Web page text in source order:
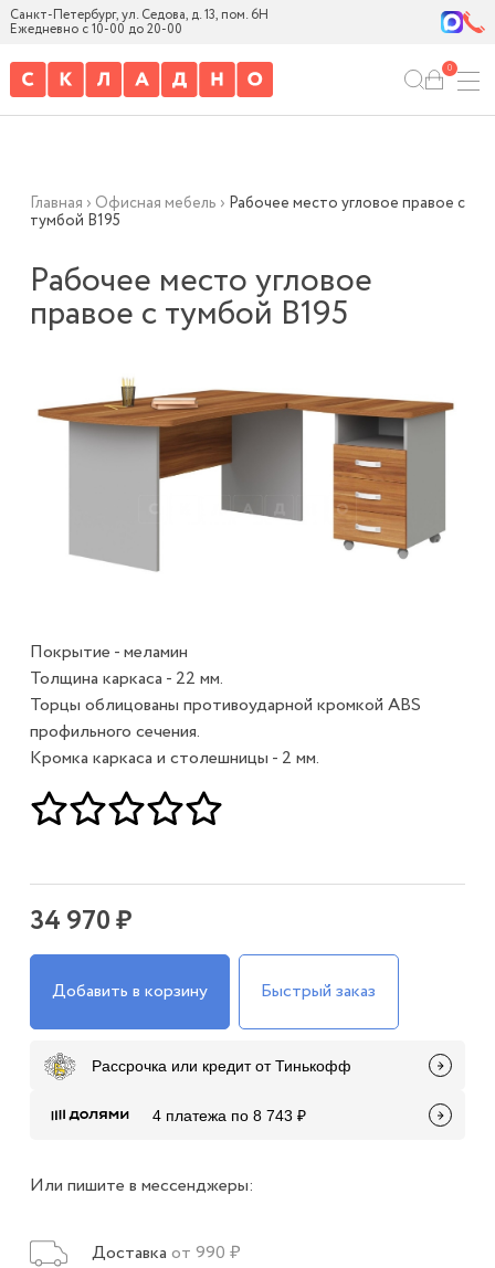
Санкт-Петербург, ул. Седова, д. 13, пом. 6Н
Ежедневно с 10-00 до 20-00
0
Главная › Офисная мебель › Рабочее место угловое правое с
тумбой В195
Рабочее место угловое
правое с тумбой В195
Покрытие - меламин
Толщина каркаса - 22 мм.
Торцы облицованы противоударной кромкой ABS
профильного сечения.
Кромка каркаса и столешницы - 2 мм.
34 970 ₽
Добавить в корзину Быстрый заказ
Рассрочка или кредит от Тинькофф
4 платежа по 8 743 ₽
Или пишите в мессенджеры:
Доставка от 990 ₽